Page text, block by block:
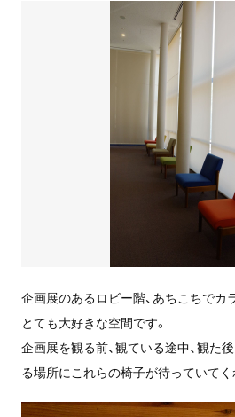
企画展のあるロビー階、あちこちで
とても大好きな空間です。
企画展を観る前、観ている途中、観た
る場所にこれらの椅子が待っていてく